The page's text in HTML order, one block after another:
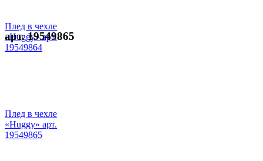
Плед в чехле
«Huggy» арт.
19549864
арт. 19549865
Плед в чехле
«Huggy» арт.
19549865